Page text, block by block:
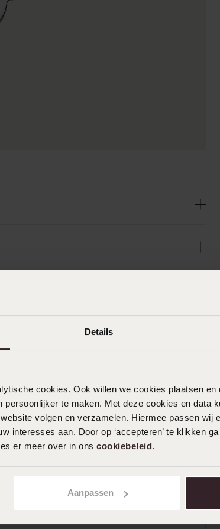
Details
cookies. Ook willen we cookies plaatsen en
te maken. Met deze cookies en data
volgen en verzamelen. Hiermee passen wij
interesses aan. Door op ‘accepteren’ te klikken
er meer over in ons cookiebeleid.
Aanpassen
2026 - Karmen Z.